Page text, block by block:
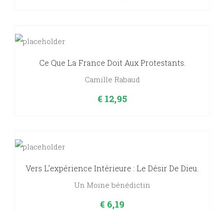
Ce Que La France Doit Aux Protestants.
Camille Rabaud
€ 12,95
Vers L’expérience Intérieure : Le Désir De Dieu.
Un Moine bénédictin
€ 6,19